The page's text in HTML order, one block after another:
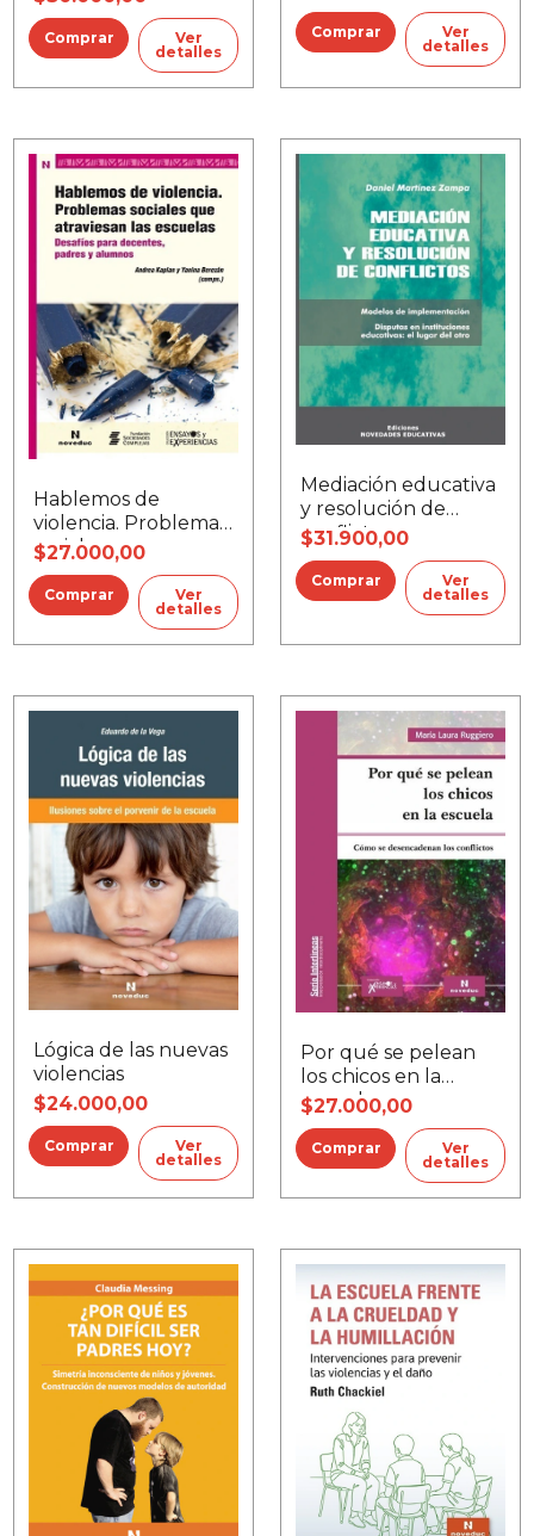
Ver
detalles
Ver
detalles
Hablemos de
violencia. Problemas
sociales que
atraviesan las
escuelas
$27.000,00
Ver
detalles
Mediación educativa
y resolución de
conflictos
$31.900,00
Ver
detalles
Lógica de las nuevas
violencias
$24.000,00
Ver
detalles
Por qué se pelean
los chicos en la
escuela
$27.000,00
Ver
detalles